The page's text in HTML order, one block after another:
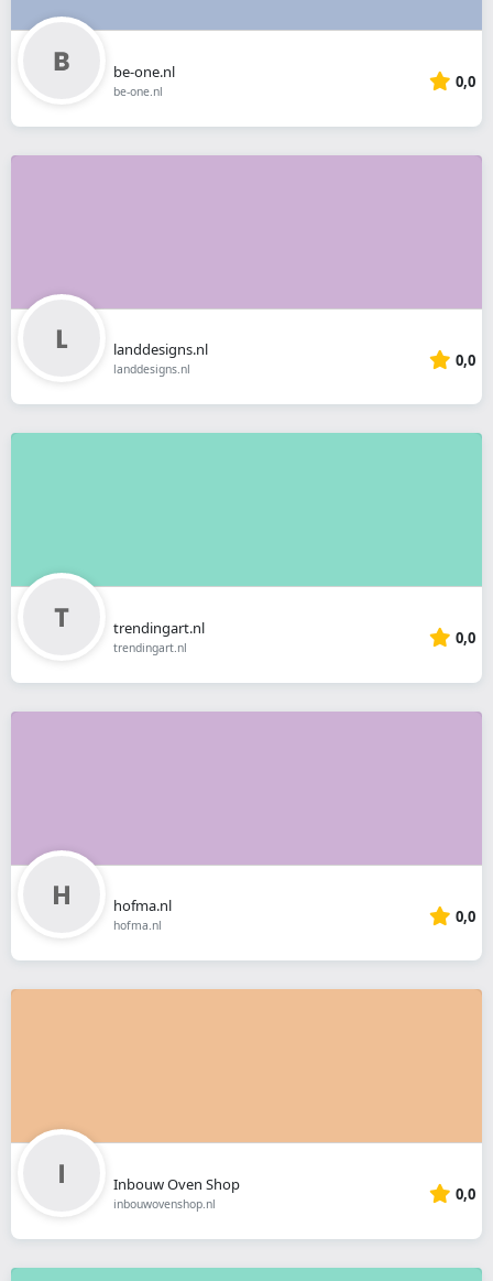
be-one.nl
be-one.nl 0,0
landdesigns.nl
landdesigns.nl 0,0
trendingart.nl
trendingart.nl 0,0
hofma.nl
hofma.nl 0,0
Inbouw Oven Shop
inbouwovenshop.nl 0,0